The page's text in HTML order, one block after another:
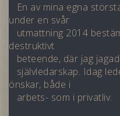
En av mina egna
under en svår
utmattning 2014
destruktivt
beteende, där jag
självledarskap. Idag
önskar, både i
arbets- som i privatliv.